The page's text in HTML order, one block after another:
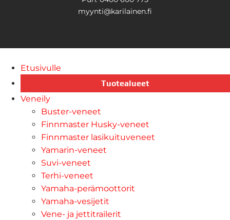
myynti@karilainen.fi
Etusivulle
Tuotealueet
Veneily
Buster-veneet
Finnmaster Husky-veneet
Finnmaster lasikuituveneet
Yamarin-veneet
Suvi-veneet
Terhi-veneet
Yamaha-perämoottorit
Yamaha-vesijetit
Vene- ja jettitrailerit